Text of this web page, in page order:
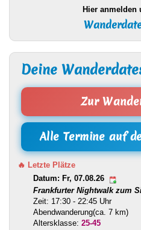
Hier anmelden
Deine
Zur
Alle Termine auf
🔥 Letzte Plätze
Datum: Fr, 07.08.26
Frankfurter Nightwalk zum
Zeit: 17:30 - 22:45 Uhr
Abendwanderung(ca. 7 km)
Altersklasse: 25-45